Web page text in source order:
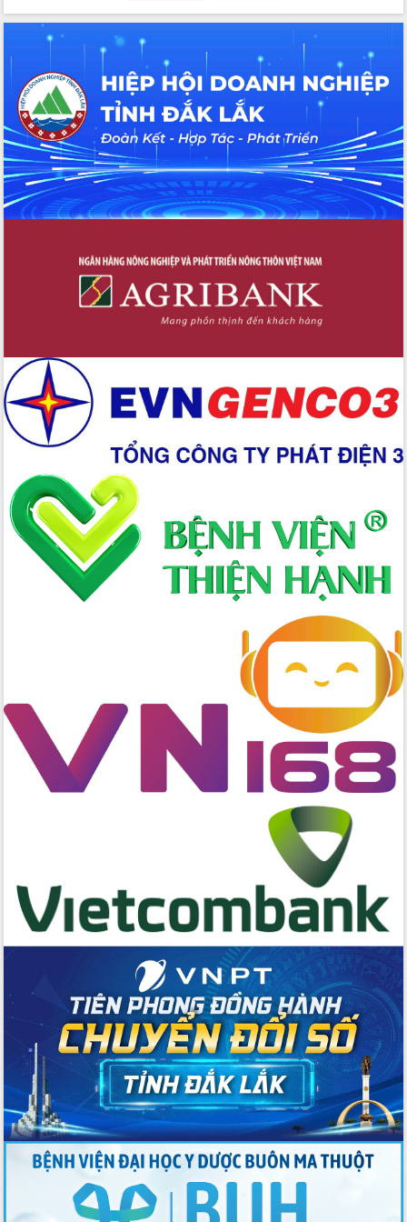
Du lịch Đắk Lắk nâng tầm trải nghiệm
du khách thông qua Hệ thống cơ sở dữ
liệu và Bản đồ số
Tập huấn ứng dụng trí tuệ nhân tạo (AI)
trong thương mại điện tử năm 2026
Đoàn đại biểu Quốc hội tỉnh Đắk Lắk
trao đổi thông tin trước Kỳ họp thứ
nhất, Quốc hội khóa XVI
Quyết liệt cải cách hành chính, khơi
thông nguồn lực phát triển
Xã Ea Phê gắn cải cách hành chính với
Phó Chủ tịch Thường trực UBND tỉnh
Hồ Thị Nguyên Thảo làm việc tại Trung
Phê
Xây dựng nền hành chính số đồng
hành cùng nông dân dân, doanh nghiệp
Giai đoạn 2026-2030, Đắk Lắk phấn
đấu có 77% xã đạt chuẩn nông thôn
Chuyển đổi số 'mở đường' cho nông
nghiệp Đắk Lắk tăng trưởng bứt phá
Triển khai đồng bộ đo đạc, lập hồ sơ
địa chính, hoàn thiện cơ sở dữ liệu đất
Ứng dụng sinh trắc học - Bước tiến
trong hành trình chuyển đổi số tại Đắk
nghệ, hướng tới phát triển thủy sản
bền vững
Tập huấn nâng cao năng lực triển khai
chuyển đổi số cho cán bộ, công chức
cấp xã
tâm đạt được mục tiêu tăng trưởng
hai con số trong năm 2026
Tổ chức trang trọng Lễ hội Đền thờ
Lương Văn Chánh năm 2026
Phó Bí thư Tỉnh ủy Đắk Lắk Đỗ Hữu
Huy giữ chức Bí thư Đảng ủy Ủy Ban
Nhân dân tỉnh
Bệnh án điện tử thúc đẩy chuyển đổi
số y tế tại Đắk Lắk
Chuyển đổi số thư viện: Mở rộng
không gian tri thức trong thời đại số
Đánh giá, rút kinh nghiệm công tác tổ
chức diễn tập trước ngày bầu cử
Chương trình “Gặp gỡ hữu nghị –
Friendship Meeting New Year 2026”
Bầu cử Quốc hội và HĐND: Cử tri Đắk
Lắk gửi gắm niềm tin, kỳ vọng vào lá